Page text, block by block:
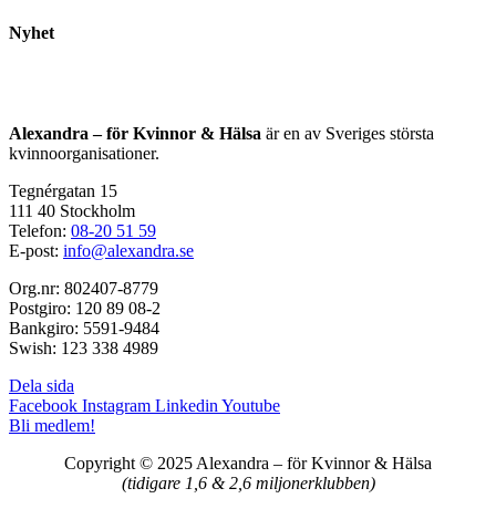
Nyhet
Alexandra – för Kvinnor & Hälsa är en av Sveriges största
kvinnoorganisationer.
Tegnérgatan 15
111 40 Stockholm
Telefon: 08-20 51 59
E-post: info@alexandra.se
Org.nr: 802407-8779
Postgiro: 120 89 08-2
Bankgiro: 5591-9484
Swish: 123 338 4989
Dela sida
Facebook Instagram Linkedin Youtube
Bli medlem!
Copyright © 2025 Alexandra – för Kvinnor & Hälsa
(tidigare 1,6 & 2,6 miljonerklubben)